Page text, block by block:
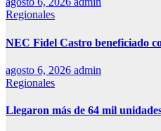
Regionales
NEC Fidel Castro beneficiado
agosto 6, 2026 admin
Regionales
Llegaron más de 64 mil